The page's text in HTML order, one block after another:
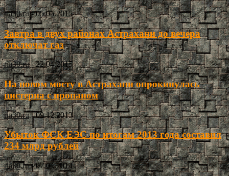
ria30.ru - 05.05.2015
Завтра в двух районах Астрахани до вечера
отключат газ
ria30.ru - 22.04.2015
На новом мосту в Астрахани опрокинулась
цистерна с пропаном
ria30.ru - 09.12.2013
Убыток ФСК ЕЭС по итогам 2013 года составил
234 млрд рублей
ria30.ru - 07.04.2014